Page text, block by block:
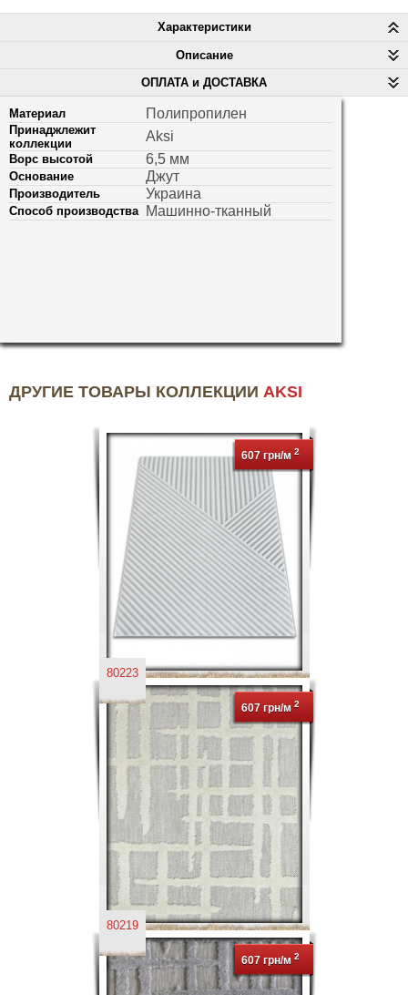
Характеристики
Описание
ОПЛАТА и ДОСТАВКА
Материал Полипропилен
Принаджлежит
коллекции
Aksi
Ворс высотой 6,5 мм
Основание Джут
Производитель Украина
Способ производства Машинно-тканный
ДРУГИЕ ТОВАРЫ КОЛЛЕКЦИИ AKSI
607 грн/м 2
80223
607 грн/м 2
80219
607 грн/м 2